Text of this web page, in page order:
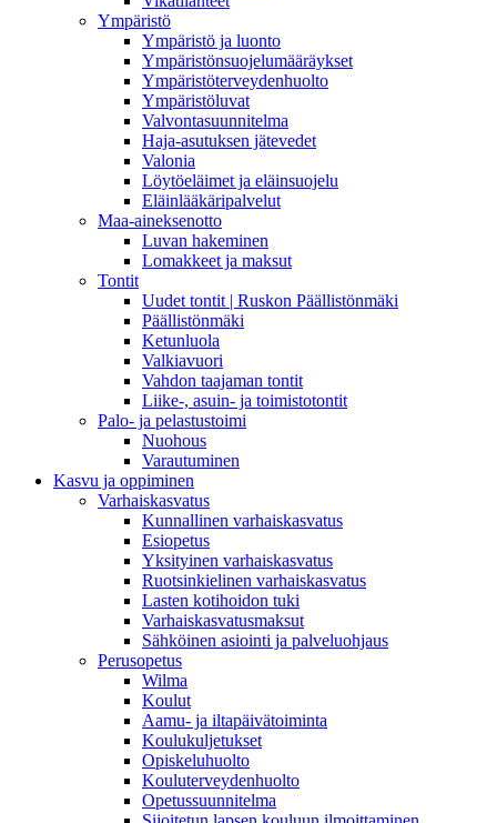
Ympäristö
Ympäristö ja luonto
Ympäristönsuojelumääräykset
Ympäristöterveydenhuolto
Ympäristöluvat
Valvontasuunnitelma
Haja-asutuksen jätevedet
Valonia
Löytöeläimet ja eläinsuojelu
Eläinlääkäripalvelut
Maa-aineksenotto
Luvan hakeminen
Lomakkeet ja maksut
Tontit
Uudet tontit | Ruskon Päällistönmäki
Päällistönmäki
Ketunluola
Valkiavuori
Vahdon taajaman tontit
Liike-, asuin- ja toimistotontit
Palo- ja pelastustoimi
Nuohous
Varautuminen
Kasvu ja oppiminen
Varhaiskasvatus
Kunnallinen varhaiskasvatus
Esiopetus
Yksityinen varhaiskasvatus
Ruotsinkielinen varhaiskasvatus
Lasten kotihoidon tuki
Varhaiskasvatusmaksut
Sähköinen asiointi ja palveluohjaus
Perusopetus
Wilma
Koulut
Aamu- ja iltapäivätoiminta
Koulukuljetukset
Opiskeluhuolto
Kouluterveydenhuolto
Opetussuunnitelma